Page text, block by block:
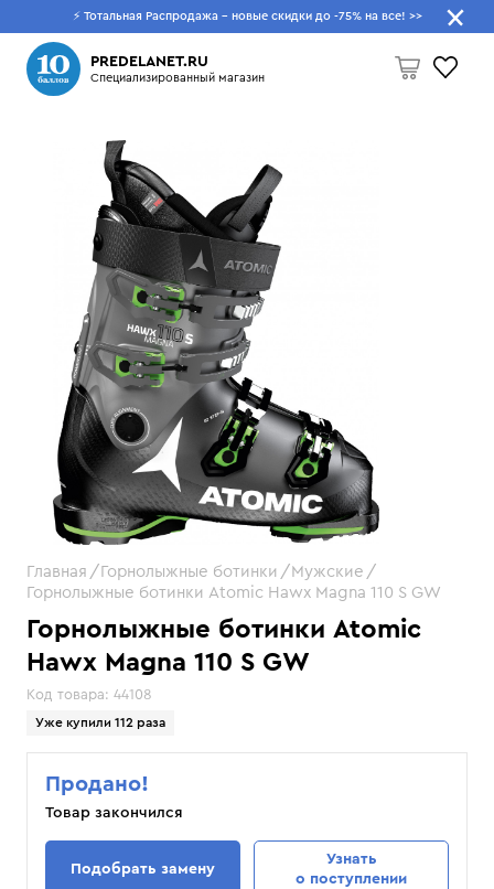
⚡ Тотальная Распродажа - новые скидки до -75% на все! >>
PREDELANET.RU
Специализированный магазин
Что будем искать?
Горнолыжные ботинки Atomic
Hawx Magna 110 S GW
Код товара: 44108
Уже купили 112 раза
Главная Горнолыжные ботинки
Мужские
Горнолыжные ботинки Atomic Hawx Magna 110 S GW
Продано!
Товар закончился
Подобрать замену
Узнать
о поступлении